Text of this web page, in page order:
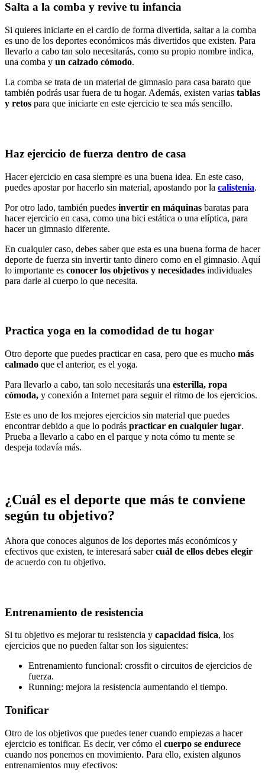
Salta a la comba y revive tu infancia
Si quieres iniciarte en el cardio de forma divertida, saltar a la comba
es uno de los deportes económicos más divertidos que existen. Para
llevarlo a cabo tan solo necesitarás, como su propio nombre indica,
una comba y un calzado cómodo.
La comba se trata de un material de gimnasio para casa barato que
también podrás usar fuera de tu hogar. Además, existen varias tablas
y retos para que iniciarte en este ejercicio te sea más sencillo.
Haz ejercicio de fuerza dentro de casa
Hacer ejercicio en casa siempre es una buena idea. En este caso,
puedes apostar por hacerlo sin material, apostando por la calistenia.
Por otro lado, también puedes invertir en máquinas baratas para
hacer ejercicio en casa, como una bici estática o una elíptica, para
hacer un gimnasio diferente.
En cualquier caso, debes saber que esta es una buena forma de hacer
deporte de fuerza sin invertir tanto dinero como en el gimnasio. Aquí
lo importante es conocer los objetivos y necesidades individuales
para darle al cuerpo lo que necesita.
Practica yoga en la comodidad de tu hogar
Otro deporte que puedes practicar en casa, pero que es mucho más
calmado que el anterior, es el yoga.
Para llevarlo a cabo, tan solo necesitarás una esterilla, ropa
cómoda, y conexión a Internet para seguir el ritmo de los ejercicios.
Este es uno de los mejores ejercicios sin material que puedes
encontrar debido a que lo podrás practicar en cualquier lugar.
Prueba a llevarlo a cabo en el parque y nota cómo tu mente se
despeja todavía más.
¿Cuál es el deporte que más te conviene
según tu objetivo?
Ahora que conoces algunos de los deportes más económicos y
efectivos que existen, te interesará sabercuál de ellos debes elegir
de acuerdo con tu objetivo.
Entrenamiento de resistencia
Si tu objetivo es mejorar tu resistencia y capacidad física, los
ejercicios que no pueden faltar son los siguientes:
Entrenamiento funcional: crossfit o circuitos de ejercicios de
fuerza.
Running: mejora la resistencia aumentando el tiempo.
Tonificar
Otro de los objetivos que puedes tener cuando empiezas a hacer
ejercicio es tonificar. Es decir, ver cómo el cuerpo se endurece
cuando nos ponemos en movimiento. Para ello, existen algunos
entrenamientos muy efectivos: